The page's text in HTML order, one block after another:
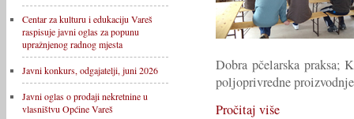
Centar za kulturu i edukaciju Vareš
raspisuje javni oglas za popunu
upražnjenog radnog mjesta
Javni konkurs, odgajatelji, juni 2026
Javni oglas o prodaji nekretnine u
vlasništvu Općine Vareš
Dobra pčelarska praksa;
poljoprivredne
Pročitaj više